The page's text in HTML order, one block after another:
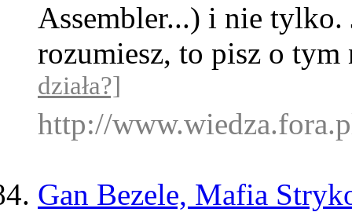
Assembler...) i nie tylko.
rozumiesz, to pisz o
działa?]
http://
Gan Bezele, Mafia